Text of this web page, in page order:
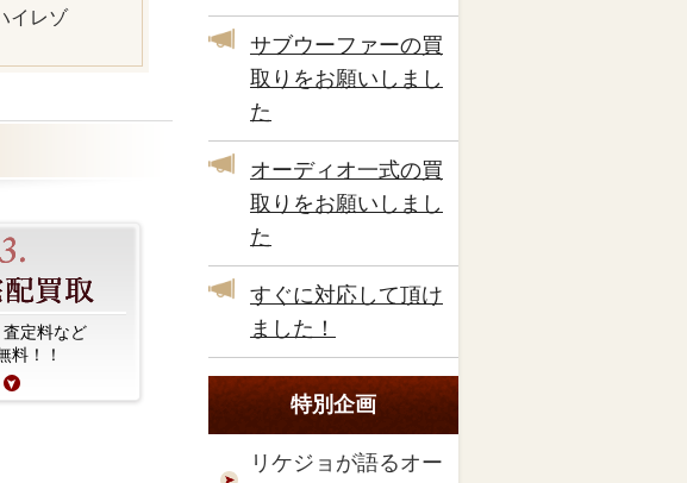
イレゾ
定料など
料！！
サブウーファーの買
取りをお願いしまし
た
オーディオ一式の買
取りをお願いしまし
た
すぐに対応して頂け
ました！
特別企画
リケジョが語るオー